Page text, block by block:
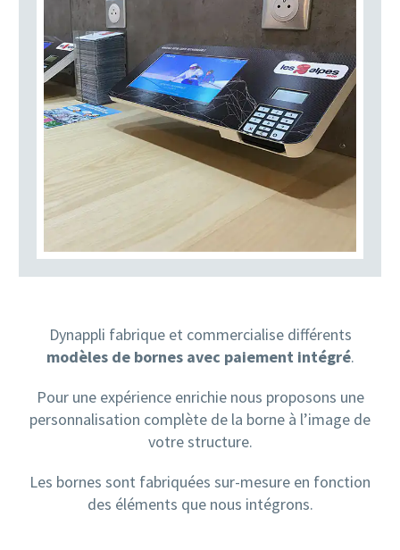
Dynappli fabrique et commercialise différents
modèles de bornes avec paiement intégré.
Pour une expérience enrichie nous proposons une
personnalisation complète de la borne à l’image de
votre structure.
Les bornes sont fabriquées sur-mesure en fonction
des éléments que nous intégrons.